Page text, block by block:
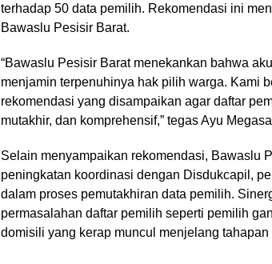
terhadap 50 data pemilih. Rekomendasi ini
Bawaslu Pesisir Barat.
“Bawaslu Pesisir Barat menekankan bahwa
menjamin terpenuhinya hak pilih warga. Kami
rekomendasi yang disampaikan agar daftar
mutakhir, dan komprehensif,” tegas Ayu
Selain menyampaikan rekomendasi, Bawaslu
peningkatan koordinasi dengan Disdukcapil,
dalam proses pemutakhiran data pemilih.
permasalahan daftar pemilih seperti pemilih
domisili yang kerap muncul menjelang tahapan